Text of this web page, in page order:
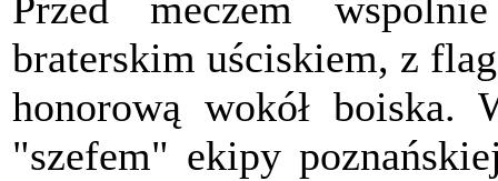
braterskim uściskiem, z
honorową wokół boiska.
"szefem" ekipy